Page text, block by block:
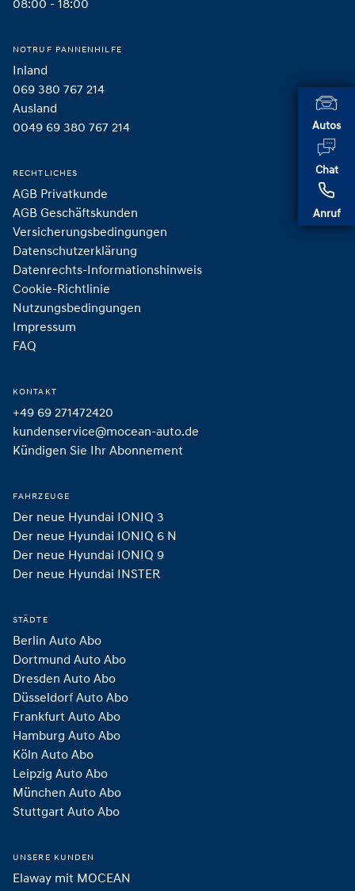
Autos
Chat
Anruf
08:00 - 18:00
NOTRUF PANNENHILFE
Inland
069 380 767 214
Ausland
0049 69 380 767 214
RECHTLICHES
AGB Privatkunde
AGB Geschäftskunden
Versicherungsbedingungen
Datenschutzerklärung
Datenrechts-Informationshinweis
Cookie-Richtlinie
Nutzungsbedingungen
Impressum
FAQ
KONTAKT
+49 69 271472420
kundenservice@mocean-auto.de
Kündigen Sie Ihr Abonnement
FAHRZEUGE
Der neue Hyundai IONIQ 3
Der neue Hyundai IONIQ 6 N
Der neue Hyundai IONIQ 9
Der neue Hyundai INSTER
STÄDTE
Berlin Auto Abo
Dortmund Auto Abo
Dresden Auto Abo
Düsseldorf Auto Abo
Frankfurt Auto Abo
Hamburg Auto Abo
Köln Auto Abo
Leipzig Auto Abo
München Auto Abo
Stuttgart Auto Abo
UNSERE KUNDEN
Elaway mit MOCEAN